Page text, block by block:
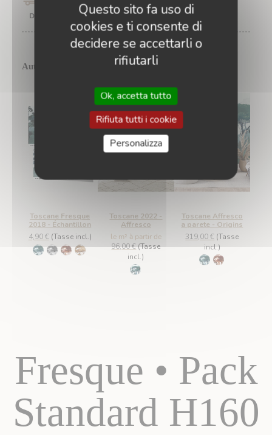
Départ Atelier (délai indicatif) :
Autres produits disponibles :
Toscane Fresque
2018 - Échantillon
4,90 € (Tasse incl.)
630 Vert798 Fusain
803 Terracotta
1060 - Ocre
Toscane 2022 -
Affresco
le m² à partir de
96,00 €(Tasse
incl.)
1090 - Vert Version B
Toscane Affresco
a parete - Origins
319,00 € (Tasse
incl.)
630 Vert803 Terracotta
Fresque • Pack
Standard H160
Questo sito fa uso di
cookies e ti consente di
decidere se accettarli o
rifiutarli
Ok, accetta tutto
Rifiuta tutti i cookie
Personalizza